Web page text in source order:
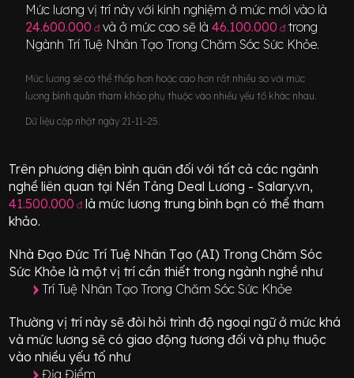
Mức lương vị trí này với kinh nghiệm ở mức mới vào là
24.600.000 đ và ở mức cao sẽ là46.100.000 đ trong
NgànhTrí Tuệ Nhân Tạo Trong Chăm Sóc Sức Khỏe.
Mức lương sẽ có thể thấp hơn hoặc cao hơn rất nhiều so với mức
lương bình quân tham khảo phụ thuộc vào nhiều yếu tố khác nhau.
Dữ liệu cập nhật ngày 21-11-25.
Trên phương diện bình quân đối với tất cả các ngành
nghề liên quan tại Nền Tảng Deal Lương - Salary.vn,
41.500.000 đlà mức lương trung bình bạn có thể tham
khảo.
Nhà Đạo Đức Trí Tuệ Nhân Tạo (AI) Trong Chăm Sóc
Sức Khỏe là một vị trícần thiết trong ngành nghề như
Trí Tuệ Nhân Tạo Trong Chăm Sóc Sức Khỏe
Thường vị trí này sẽ đòi hỏi trình độ ngoại ngữ ở mứckhá
và mức lương sẽ có giao động tương đối và phụ thuộc
vào nhiều yếu tố như
Địa Điểm